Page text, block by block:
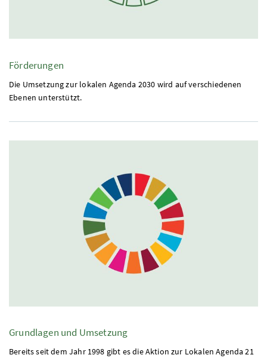
Förderungen
Die Umsetzung zur lokalen Agenda 2030 wird auf verschiedenen
Ebenen unterstützt.
Grundlagen und Umsetzung
Bereits seit dem Jahr 1998 gibt es die Aktion zur Lokalen Agenda 21